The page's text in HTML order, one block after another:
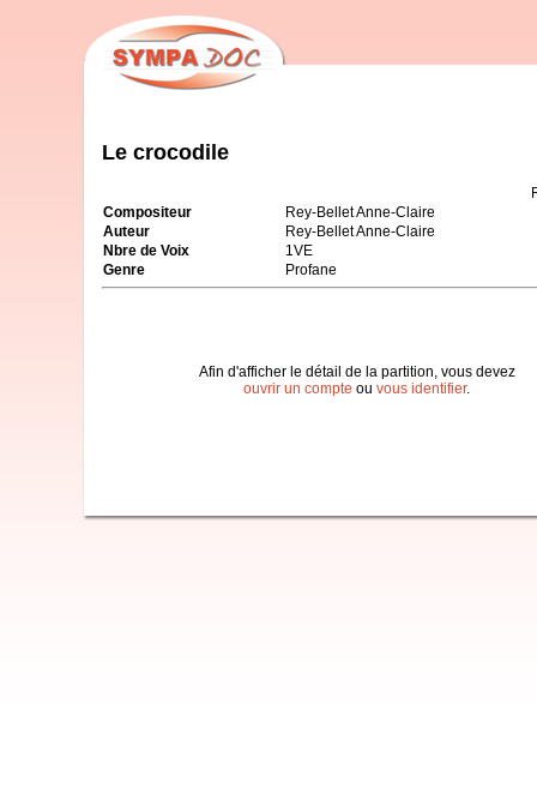
Le crocodile
Compositeur
Rey-Bellet Anne-Claire
Auteur
Rey-Bellet Anne-Claire
Nbre de Voix
1VE
Genre
Profane
Afin d'afficher le détail de la partition, vous devez
ouvrir un compte ou vous identifier.